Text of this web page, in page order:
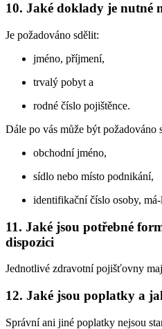
10. Jaké doklady je nutné
Je požadováno sdělit:
jméno, příjmení,
trvalý pobyt a
rodné číslo pojištěnce.
Dále po vás může být požadováno
obchodní jméno,
sídlo nebo místo podnikání,
identifikační číslo osoby,
11. Jaké jsou potřebné
dispozici
Jednotlivé zdravotní pojišťovny
12. Jaké jsou poplatky a
Správní ani jiné poplatky nejsou